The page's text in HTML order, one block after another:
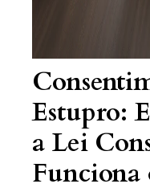
Estupro:
a Lei
Funciona